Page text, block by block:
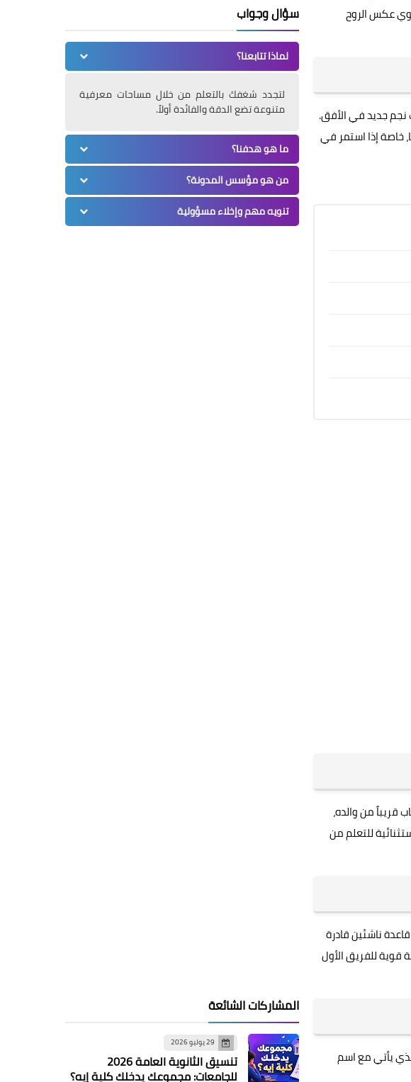
عكس الروح
نجم جديد في الأفق.
خاصة إذا استمر في
قريباً من والده،
للتعلم من
ناشئين قادرة
قوية للفريق الأول
يأتي مع اسم
سؤال وجواب
لماذا تتابعنا؟
لتجدد شغفك بالتعلم من خلال مساحات معرفية
متنوعة تضع الدقة والفائدة أولاً.
ما هو هدفنا؟
من هو مؤسس المدونة؟
تنويه مهم وإخلاء مسؤولية
المشاركات الشائعة
29 يوليو 2026
تنسيق الثانوية العامة 2026
للجامعات: مجموعك يدخلك كلية إيه؟